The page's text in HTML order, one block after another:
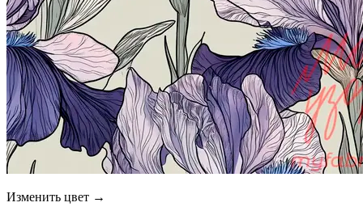
Изменить цвет →